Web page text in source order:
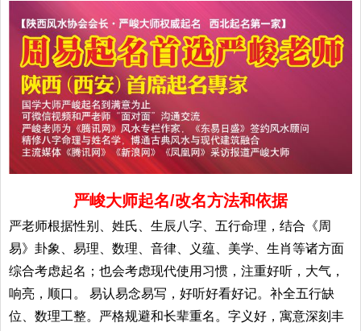
严峻大师起名/改名方法和依据
严老师根据性别、姓氏、生辰八字、五行命理，结合《周
易》卦象、易理、数理、音律、义蕴、美学、生肖等诸方面
综合考虑起名；也会考虑现代使用习惯，注重好听，大气，
响亮，顺口。 易认易念易写，好听好看好记。补全五行缺
位、数理工整。严格规避和长辈重名。字义好，寓意深刻丰